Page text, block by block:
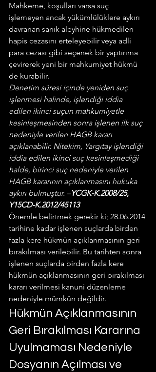
Mahkeme, koşulları varsa suç
işlemeyen ancak yükümlülüklere aykırı
davranan sanık aleyhine hükmedilen
hapis cezasını erteleyebilir veya adli
para cezası gibi seçenek bir yaptırıma
çevirerek yeni bir mahkumiyet hükmü
de kurabilir.
Denetim süresi içinde yeniden suç
işlenmesi halinde, işlendiği iddia
edilen ikinci suçun mahkumiyetle
kesinleşmesinden sonra işlenen ilk suç
nedeniyle verilen HAGB kararı
açıklanabilir. Nitekim, Yargıtay işlendiği
iddia edilen ikinci suç kesinleşmediği
halde, birinci suç nedeniyle verilen
HAGB kararının açıklanmasını hukuka
aykırı bulmuştur. –YCGK-K.2008/25,
Y15CD-K.2012/45113
Önemle belirtmek gerekir ki; 28.06.2014
tarihine kadar işlenen suçlarda birden
fazla kere hükmün açıklanmasının geri
bırakılması verilebilir. Bu tarihten sonra
işlenen suçlarda birden fazla kere
hükmün açıklanmasının geri bırakılması
kararı verilmesi kanuni düzenleme
nedeniyle mümkün değildir.
Hükmün Açıklanmasının
Geri Bırakılması Kararına
Uyulmaması Nedeniyle
Dosyanın Açılması ve